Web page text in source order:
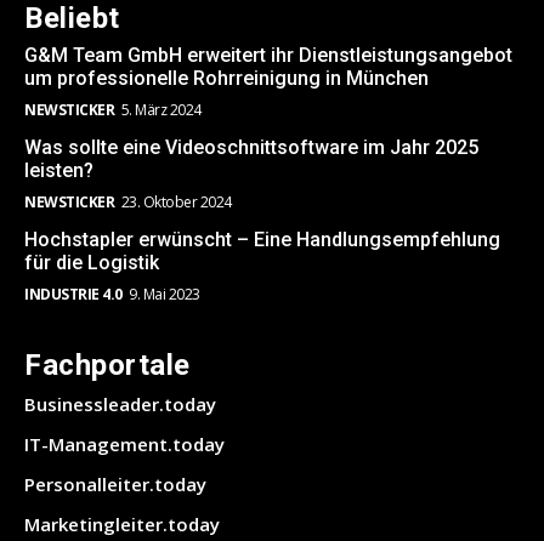
Beliebt
G&M Team GmbH erweitert ihr Dienstleistungsangebot
um professionelle Rohrreinigung in München
NEWSTICKER 5. März 2024
Was sollte eine Videoschnittsoftware im Jahr 2025
leisten?
NEWSTICKER 23. Oktober 2024
Hochstapler erwünscht – Eine Handlungsempfehlung
für die Logistik
INDUSTRIE 4.0 9. Mai 2023
Fachportale
Businessleader.today
IT-Management.today
Personalleiter.today
Marketingleiter.today